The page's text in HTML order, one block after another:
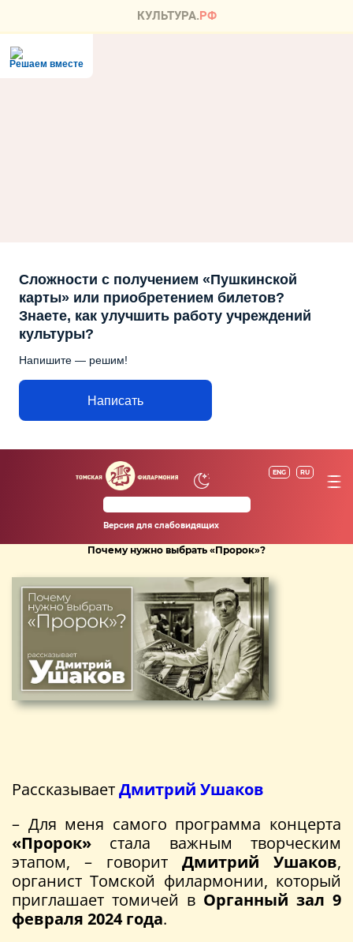
Решаем вместе
Сложности с получением «Пушкинской
карты» или приобретением билетов?
Знаете, как улучшить работу учреждений
культуры?
Напишите — решим!
Написать
ENG RU
Версия для слабовидящих
Почему нужно выбрать «Пророк»?
РассказываетДмитрий Ушаков
– Для меня самого программа концерта
«Пророк» стала важным творческим
этапом, – говорит Дмитрий Ушаков,
органист Томской филармонии, который
приглашает томичей в Органный зал 9
февраля 2024 года.